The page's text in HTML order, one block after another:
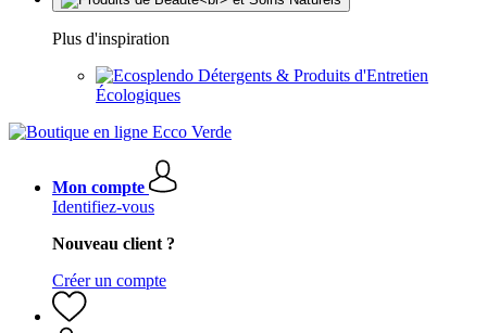
Plus d'inspiration
Détergents & Produits d'Entretien
Écologiques
Mon compte
Identifiez-vous
Nouveau client ?
Créer un compte